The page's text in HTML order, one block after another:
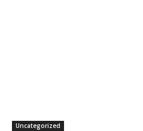
Uncategorized